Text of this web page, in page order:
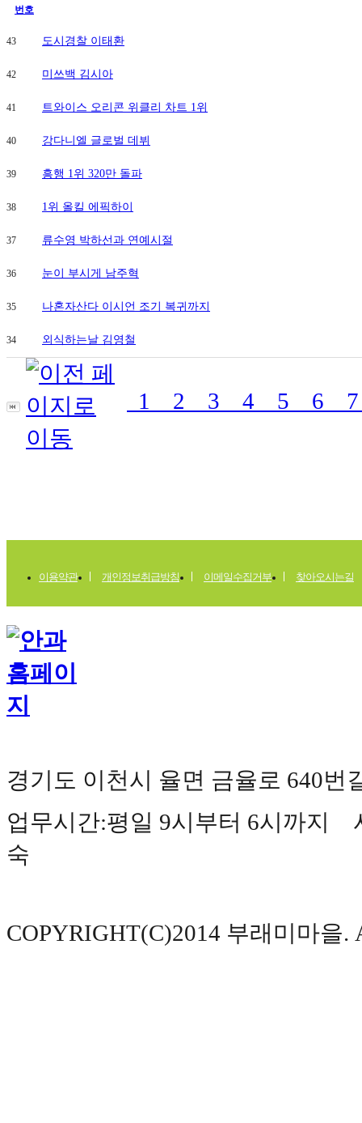
번호
43 도시경찰 이태환
42 미쓰백 김시아
41 트와이스 오리콘 위클리 차트 1위
40 강다니엘 글로벌 데뷔
39 흥행 1위 320만 돌파
38 1위 올킬 에픽하이
37 류수영 박하선과 연예시절
36 눈이 부시게 남주혁
35 나혼자산다 이시언 조기 복귀까지
34 외식하는날 김영철
1 2 3 4 5 6
이용약관 개인정보취급방침 이메일수집거부 찾아오시는길
경기도 이천시 율면 금율로 640
업무시간:평일 9시부터 6시까지
숙
COPYRIGHT(C)2014 부래미마을.